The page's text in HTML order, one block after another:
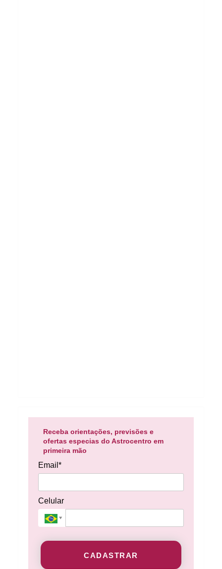
Receba orientações, previsões e
ofertas especias do Astrocentro em
primeira mão
Email*
Celular
CADASTRAR